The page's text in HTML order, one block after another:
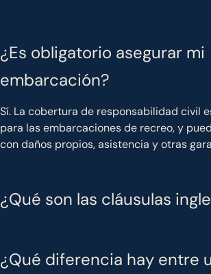
¿Es obligatorio asegurar mi
embarcación?
Sí. La cobertura de responsabilidad civil
para las embarcaciones de recreo, y
con daños propios, asistencia y otras
¿Qué son las cláusulas
¿Qué diferencia hay entre